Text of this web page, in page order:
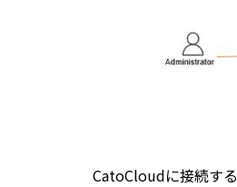
CatoCloudに接続す